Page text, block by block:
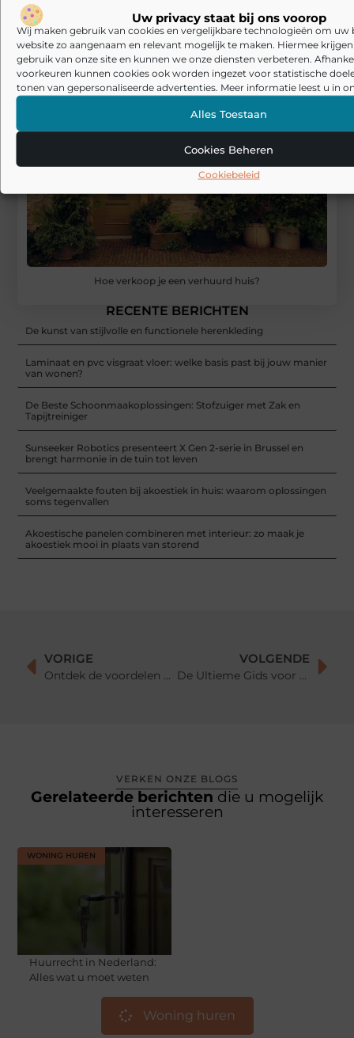
Uw privacy staat bij ons voorop
Wij maken gebruik van cookies en vergelijkbare technologieën om uw
website zo aangenaam en relevant mogelijk te maken. Hiermee
gebruik van onze site en kunnen we onze diensten verbeteren.
voorkeuren kunnen cookies ook worden ingezet voor statistische
tonen van gepersonaliseerde advertenties. Meer informatie leest u in
Alles Toestaan
Cookies Beheren
Cookiebeleid
Hoe verkoop je een verhuurd huis?
RECENTE BERICHTEN
De kunst van stijlvolle en functionele herenkleding
Laminaat en pvc visgraat vloer: welke basis past bij jouw manier
van wonen?
De Beste Schoonmaakoplossingen: Stofzuiger met Zak en
Tapijtreiniger
Sunseeker Robotics presenteert X Gen 2-serie in Brussel en
brengt harmonie in de tuin tot leven
Veelgemaakte fouten bij akoestiek in huis: waarom oplossingen
soms tegenvallen
Akoestische panelen combineren met interieur: zo maak je
akoestiek mooi in plaats van storend
VORIGE
Ontdek de voordelen van Fitness24 in Vonkel
VOLGENDE
De Ultieme Gids voor Moderne Woninginrichting: Tips en Inspiratie
VERKEN ONZE BLOGS
Gerelateerde berichten die u mogelijk
interesseren
WONING HUREN
Huurrecht in Nederland:
Alles wat u moet weten
Woning huren